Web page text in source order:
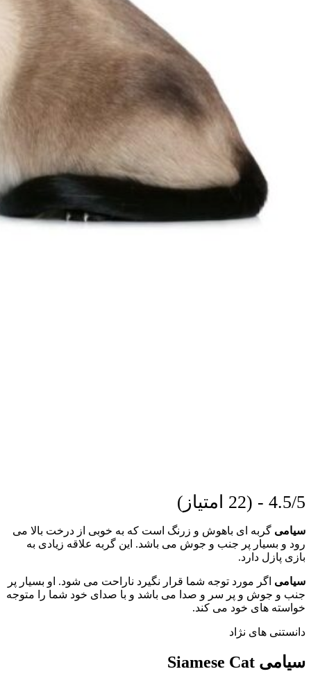
4.5/5 - (22 امتیاز)
سیامی گربه ای باهوش و زرنگ است که به خوبی از درخت بالا می
رود و بسیار پر جنب و جوش می باشد. این گربه علاقه زیادی به
بازی پازل دارد.
سیامی اگر مورد توجه شما قرار نگیرد ناراحت می شود. او بسیار پر
جنب و جوش و پر سر و صدا می باشد و با صدای خود شما را متوجه
خواسته های خود می کند.
دانستنی های نژاد
سیامی Siamese Cat